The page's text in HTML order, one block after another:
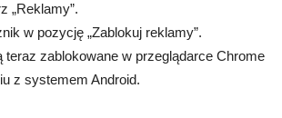
„Reklamy”.
w pozycję „Zablokuj reklamy”.
teraz zablokowane w przeglądarce Chrome
z systemem Android.